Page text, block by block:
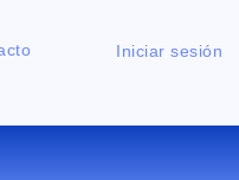
Iniciar sesión